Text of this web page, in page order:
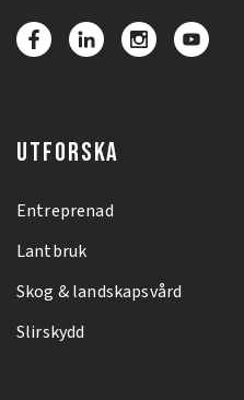
UTFORSKA
Entreprenad
Lantbruk
Skog & landskapsvård
Slirskydd